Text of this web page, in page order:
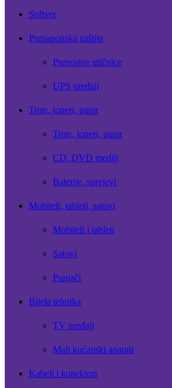
Softver
Prenaponska zaštita
Prenosive utičnice
UPS uređaji
Tinte, toneri, papir
Tinte, toneri, papir
CD, DVD mediji
Baterije, sprejevi
Mobiteli, tableti, satovi
Mobiteli i tableti
Satovi
Punjači
Bijela tehnika
TV uređaji
Mali kućanski aparati
Kabeli i konektori